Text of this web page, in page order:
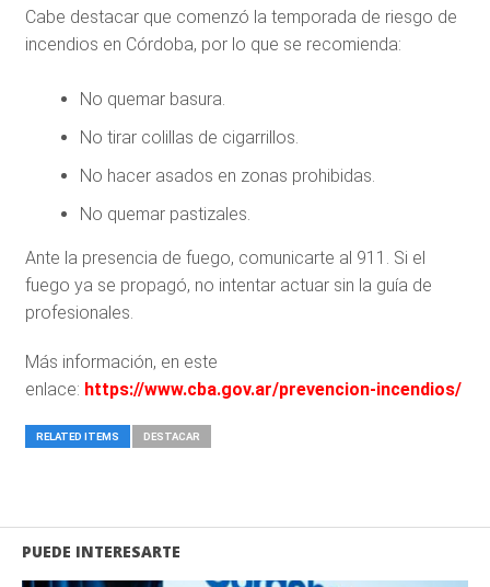
Cabe destacar que comenzó la temporada de riesgo de
incendios en Córdoba, por lo que se recomienda:
No quemar basura.
No tirar colillas de cigarrillos.
No hacer asados en zonas prohibidas.
No quemar pastizales.
Ante la presencia de fuego, comunicarte al 911. Si el
fuego ya se propagó, no intentar actuar sin la guía de
profesionales.
Más información, en este
enlace: https://www.cba.gov.ar/prevencion-incendios/
RELATED ITEMS DESTACAR
PUEDE INTERESARTE